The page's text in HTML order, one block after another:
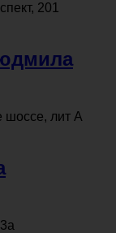
201
шоссе, лит А